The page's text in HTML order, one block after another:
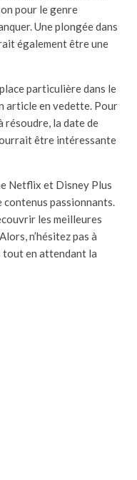
pour le genre
Une plongée dans
également être une
particulière dans le
article en vedette. Pour
résoudre, la date de
être intéressante
Netflix et Disney Plus
passionnants.
les meilleures
n’hésitez pas à
tout en attendant la